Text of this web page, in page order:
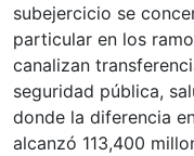
subejercicio se
particular en los
canalizan
seguridad pública,
donde la diferencia
alcanzó 113,400